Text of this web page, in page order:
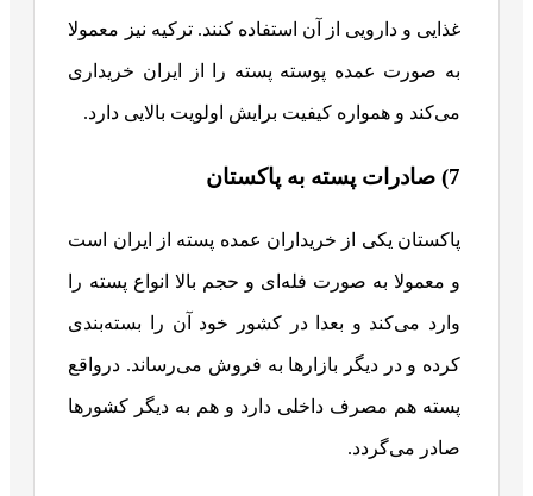
غذایی و دارویی از آن استفاده کنند. ترکیه نیز معمولا
به صورت عمده پوسته پسته را از ایران خریداری
می‌کند و همواره کیفیت برایش اولویت بالایی دارد.
7) صادرات پسته به پاکستان
پاکستان یکی از خریداران عمده پسته از ایران است
و معمولا به صورت فله‌ای و حجم بالا انواع پسته را
وارد می‌کند و بعدا در کشور خود آن را بسته‌بندی
کرده و در دیگر بازارها به فروش می‌رساند. درواقع
پسته هم مصرف داخلی دارد و هم به دیگر کشورها
صادر می‌گردد.